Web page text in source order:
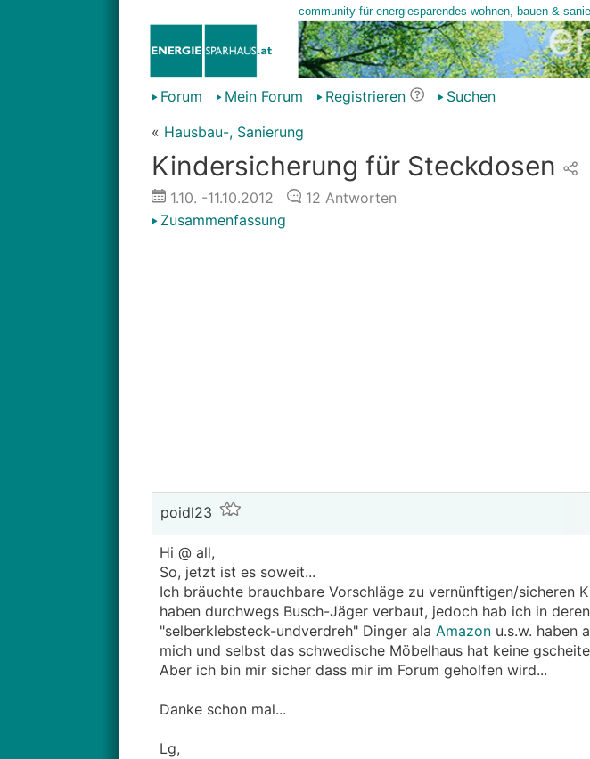
Forum Mein Forum Registrieren
Suchen
« Hausbau-, Sanierung
Kindersicherung für Steckdosen
1.10. -11.10.2012 12 Antworten
Zusammenfassung
poidl23
Hi @ all,
So, jetzt ist es soweit...
Ich bräuchte brauchbare Vorschläge zu vernünftigen/sicheren
haben durchwegs Busch-Jäger verbaut, jedoch hab ich in
"selberklebsteck-undverdreh" Dinger ala Amazonu.s.w. haben
mich und selbst das schwedische Möbelhaus hat keine
Aber ich bin mir sicher dass mir im Forum geholfen wird...
Danke schon mal...
Lg,